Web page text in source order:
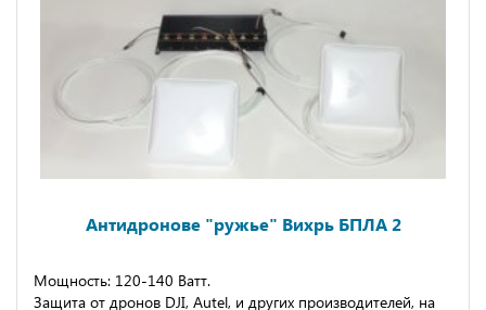
Антидронове "ружье" Вихрь БПЛА 2
Мощность: 120-140 Ватт.
Защита от дронов DJI, Autel, и других производителей, на